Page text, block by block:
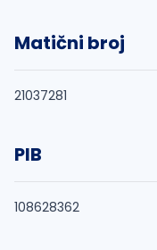
Matični broj
21037281
PIB
108628362